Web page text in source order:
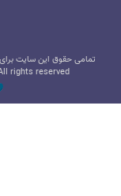
تمامی حقوق این سایت
rights reserved